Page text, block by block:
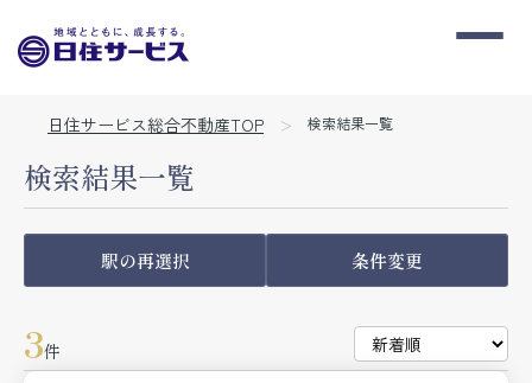
日住サービス総合不動産TOP 検索結果一覧
検索結果一覧
駅の再選択 条件変更
3件